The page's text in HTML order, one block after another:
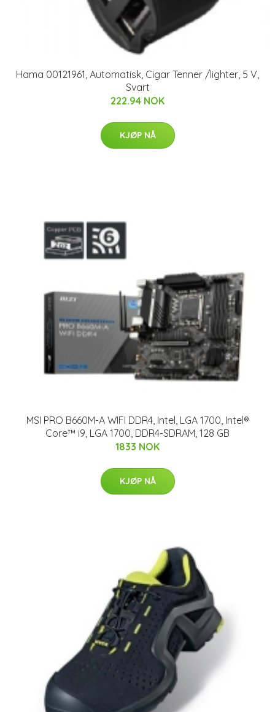
Hama 00121961, Automatisk, Cigar Tenner /lighter, 5 V,
Svart
222.94 NOK
KJØP NÅ
MSI PRO B660M-A WIFI DDR4, Intel, LGA 1700, Intel®
Core™ i9, LGA 1700, DDR4-SDRAM, 128 GB
1833 NOK
KJØP NÅ